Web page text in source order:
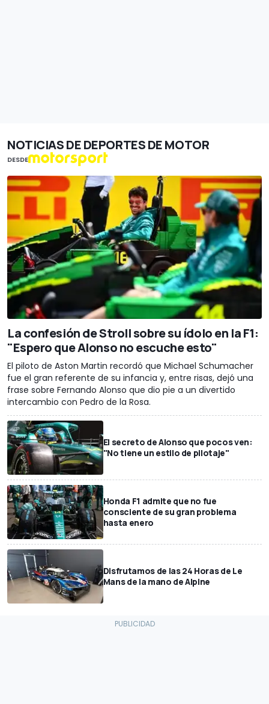
NOTICIAS DE DEPORTES DE MOTOR
DESDE
La confesión de Stroll sobre su ídolo en la F1:
"Espero que Alonso no escuche esto"
El piloto de Aston Martin recordó que Michael Schumacher
fue el gran referente de su infancia y, entre risas, dejó una
frase sobre Fernando Alonso que dio pie a un divertido
intercambio con Pedro de la Rosa.
El secreto de Alonso que pocos ven:
"No tiene un estilo de pilotaje"
Honda F1 admite que no fue
consciente de su gran problema
hasta enero
Disfrutamos de las 24 Horas de Le
Mans de la mano de Alpine